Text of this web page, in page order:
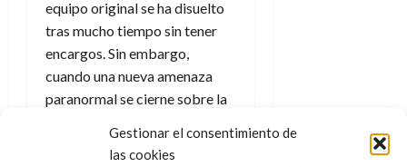
Gestionar el consentimiento de
las cookies
equipo original se ha disuelto
tras mucho tiempo sin tener
encargos. Sin embargo,
cuando una nueva amenaza
paranormal se cierne sobre la
mejores (y únicos) estudiantes